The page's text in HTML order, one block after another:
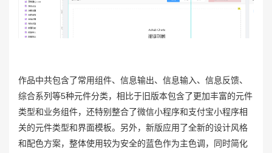
作品中共包含了常用组件、信息输出、信息输入、信息反馈、
综合系列等5种元件分类，相比于旧版本包含了更加丰富的元件
类型和业务组件，还特别整合了微信小程序和支付宝小程序相
关的元件类型和界面模板。另外，新版应用了全新的设计风格
和配色方案，整体使用较为安全的蓝色作为主色调，同时简化